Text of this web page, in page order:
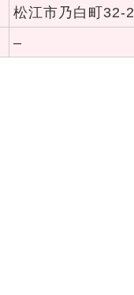
松江市乃白町32-2
–